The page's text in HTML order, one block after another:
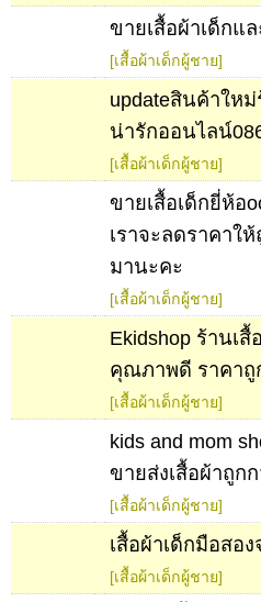
ขายเสื้อผ้าเด็กแ
[เสื้อผ้าเด็กผู้ชาย]
updateสินค้าใหม่
น่ารักออนไลน์
[เสื้อผ้าเด็กผู้ชาย]
ขายเสื้อเด็กยี่ห้อ
เราจะลดราคาใ
มานะคะ
[เสื้อผ้าเด็กผู้ชาย]
Ekidshop ร้านเ
คุณภาพดี ราคาถู
[เสื้อผ้าเด็กผู้ชาย]
kids and mom
ขายส่งเสื้อผ้าถูก
[เสื้อผ้าเด็กผู้ชาย]
เสื้อผ้าเด็กมือสอ
[เสื้อผ้าเด็กผู้ชาย]